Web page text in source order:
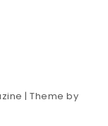
| Theme by